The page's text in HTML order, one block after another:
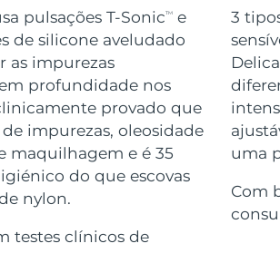
pulsações T-SonicTM
e
de silicone aveludado
as impurezas
profundidade nos
provado que
impurezas, oleosidade
maquilhagem e é 35
do que escovas
nylon.
testes clínicos de
3
uma
Com
pore care essentials
healthy hair
Teeth Whitening Gel
PAP
Homens
Entrega prevista 13/8/26
Entrega prevista 9/8/26
Entrega prevista 12/8/26
11/8/26